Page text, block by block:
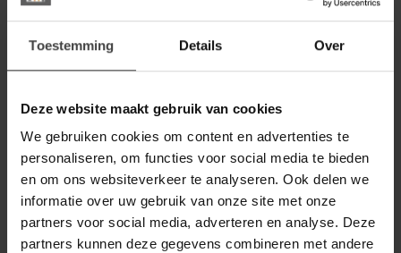
Toestemming Details Over
Deze website maakt gebruik van cookies
We gebruiken cookies om content en advertenties te
personaliseren, om functies voor social media te bieden
en om ons websiteverkeer te analyseren. Ook delen we
informatie over uw gebruik van onze site met onze
partners voor social media, adverteren en analyse. Deze
partners kunnen deze gegevens combineren met andere
WOONSTIJL
WoonStijl Kapstok edge 6
haken hoedenplank / Massief
Op voorraad
149,00
WOONSTIJL
WoonStijl Kapstok tweak 13
haken breed
Op voorraad
149,00